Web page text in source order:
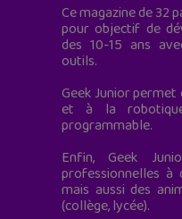
Ce magazine de 32
pour objectif de
des 10-15 ans
outils.
Geek Junior
et à la
programmable.
Enfin, Geek
professionnelles à
mais aussi des
(collège, lycée).